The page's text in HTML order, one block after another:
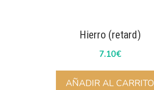
Hierro (retard)
7.10€
AÑADIR AL CARRITO